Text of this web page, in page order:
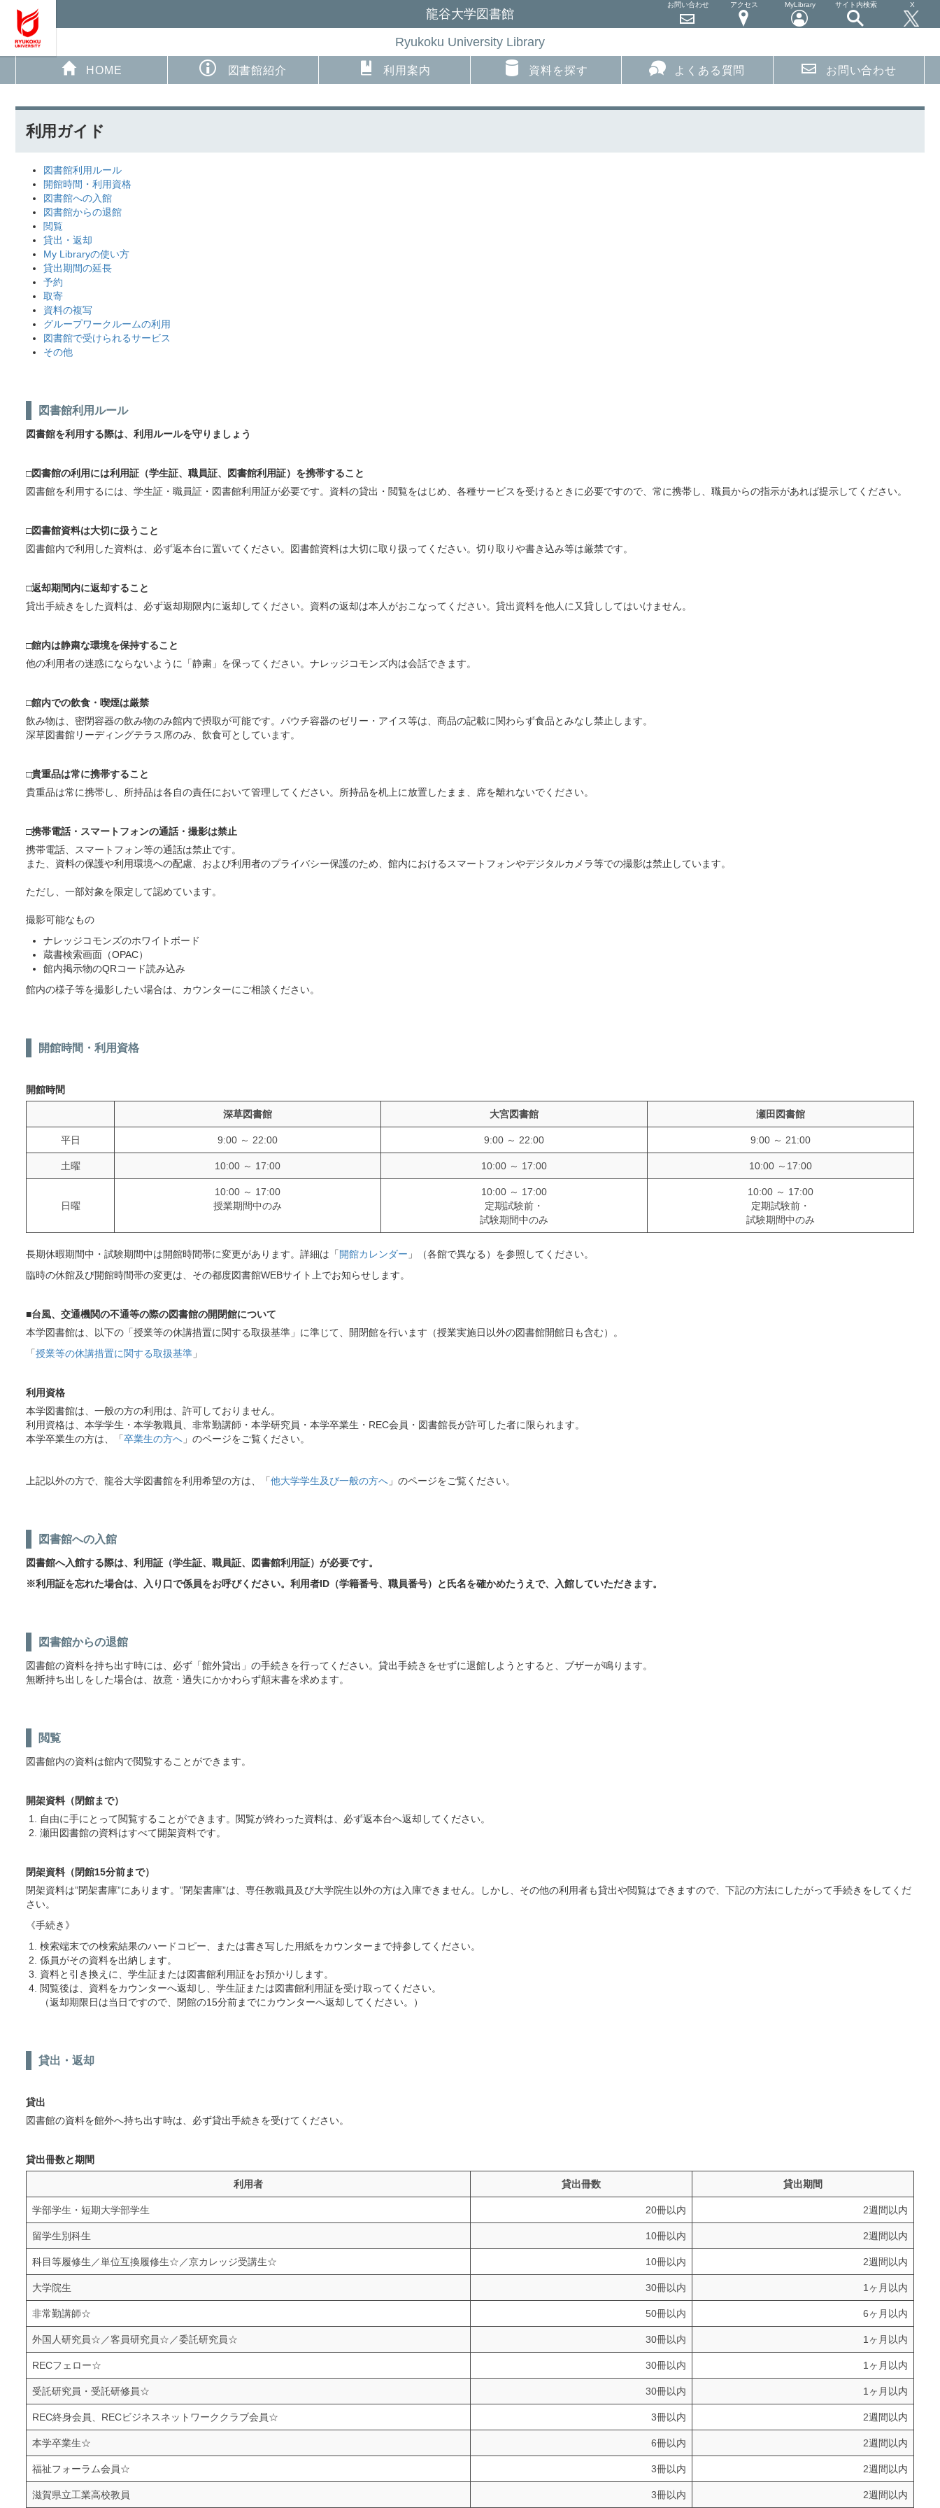
龍谷大学図書館
Ryukoku University Library
お問い合わせ アクセス MyLibrary サイト内検索 X
HOME 図書館紹介 利用案内 資料を探す よくある質問 お問い合わせ
利用ガイド
図書館利用ルール
開館時間・利用資格
図書館への入館
図書館からの退館
閲覧
貸出・返却
My Libraryの使い方
貸出期間の延長
予約
取寄
資料の複写
グループワークルームの利用
図書館で受けられるサービス
その他
図書館利用ルール
図書館を利用する際は、利用ルールを守りましょう
□図書館の利用には利用証（学生証、職員証、図書館利用証）を携帯すること
図書館を利用するには、学生証・職員証・図書館利用証が必要です。資料の貸出・閲覧をはじめ、各種サービスを受けるときに必要ですので、常に携帯し、職員からの指示があれば提示してください。
□図書館資料は大切に扱うこと
図書館内で利用した資料は、必ず返本台に置いてください。図書館資料は大切に取り扱ってください。切り取りや書き込み等は厳禁です。
□返却期間内に返却すること
貸出手続きをした資料は、必ず返却期限内に返却してください。資料の返却は本人がおこなってください。貸出資料を他人に又貸ししてはいけません。
□館内は静粛な環境を保持すること
他の利用者の迷惑にならないように「静粛」を保ってください。ナレッジコモンズ内は会話できます。
□館内での飲食・喫煙は厳禁
飲み物は、密閉容器の飲み物のみ館内で摂取が可能です。パウチ容器のゼリー・アイス等は、商品の記載に関わらず食品とみなし禁止します。
深草図書館リーディングテラス席のみ、飲食可としています。
□貴重品は常に携帯すること
貴重品は常に携帯し、所持品は各自の責任において管理してください。所持品を机上に放置したまま、席を離れないでください。
□携帯電話・スマートフォンの通話・撮影は禁止
携帯電話、スマートフォン等の通話は禁止です。
また、資料の保護や利用環境への配慮、および利用者のプライバシー保護のため、館内におけるスマートフォンやデジタルカメラ等での撮影は禁止しています。
ただし、一部対象を限定して認めています。
撮影可能なもの
ナレッジコモンズのホワイトボード
蔵書検索画面（OPAC）
館内掲示物のQRコード読み込み
館内の様子等を撮影したい場合は、カウンターにご相談ください。
開館時間・利用資格
開館時間
深草図書館 大宮図書館 瀬田図書館
平日 9:00 ～ 22:00 9:00 ～ 22:00 9:00 ～ 21:00
土曜 10:00 ～ 17:00 10:00 ～ 17:00 10:00 ～17:00
日曜
10:00 ～ 17:00
授業期間中のみ
10:00 ～ 17:00
定期試験前・
試験期間中のみ
10:00 ～ 17:00
定期試験前・
試験期間中のみ
長期休暇期間中・試験期間中は開館時間帯に変更があります。詳細は「 開館カレンダー 」（各館で異なる）を参照してください。
臨時の休館及び開館時間帯の変更は、その都度図書館WEBサイト上でお知らせします。
■台風、交通機関の不通等の際の図書館の開閉館について
本学図書館は、以下の「授業等の休講措置に関する取扱基準」に準じて、開閉館を行います（授業実施日以外の図書館開館日も含む）。
「授業等の休講措置に関する取扱基準 」
利用資格
本学図書館は、一般の方の利用は、許可しておりません。
利用資格は、本学学生・本学教職員、非常勤講師・本学研究員・本学卒業生・REC会員・図書館長が許可した者に限られます。
本学卒業生の方は、「卒業生の方へ 」のページをご覧ください。
上記以外の方で、龍谷大学図書館を利用希望の方は、「他大学学生及び一般の方へ 」のページをご覧ください。
図書館への入館
図書館へ入館する際は、利用証（学生証、職員証、図書館利用証）が必要です。
※利用証を忘れた場合は、入り口で係員をお呼びください。利用者ID（学籍番号、職員番号）と氏名を確かめたうえで、入館していただきます。
図書館からの退館
図書館の資料を持ち出す時には、必ず「館外貸出」の手続きを行ってください。貸出手続きをせずに退館しようとすると、ブザーが鳴ります。
無断持ち出しをした場合は、故意・過失にかかわらず顛末書を求めます。
閲覧
図書館内の資料は館内で閲覧することができます。
開架資料（閉館まで）
自由に手にとって閲覧することができます。閲覧が終わった資料は、必ず返本台へ返却してください。
瀬田図書館の資料はすべて開架資料です。
閉架資料（閉館15分前まで）
閉架資料は”閉架書庫”にあります。”閉架書庫”は、専任教職員及び大学院生以外の方は入庫できません。しかし、その他の利用者も貸出や閲覧はできますので、下記の方法にしたがって手続きをしてくだ
さい。
《手続き》
検索端末での検索結果のハードコピー、または書き写した用紙をカウンターまで持参してください。
係員がその資料を出納します。
資料と引き換えに、学生証または図書館利用証をお預かりします。
閲覧後は、資料をカウンターへ返却し、学生証または図書館利用証を受け取ってください。
（返却期限日は当日ですので、閉館の15分前までにカウンターへ返却してください。）
貸出・返却
貸出
図書館の資料を館外へ持ち出す時は、必ず貸出手続きを受けてください。
貸出冊数と期間
利用者 貸出冊数 貸出期間
学部学生・短期大学部学生 20冊以内 2週間以内
留学生別科生 10冊以内 2週間以内
科目等履修生／単位互換履修生☆／京カレッジ受講生☆ 10冊以内 2週間以内
大学院生 30冊以内 1ヶ月以内
非常勤講師☆ 50冊以内 6ヶ月以内
外国人研究員☆／客員研究員☆／委託研究員☆ 30冊以内 1ヶ月以内
RECフェロー☆ 30冊以内 1ヶ月以内
受託研究員・受託研修員☆ 30冊以内 1ヶ月以内
REC終身会員、RECビジネスネットワーククラブ会員☆ 3冊以内 2週間以内
本学卒業生☆ 6冊以内 2週間以内
福祉フォーラム会員☆ 3冊以内 2週間以内
滋賀県立工業高校教員 3冊以内 2週間以内